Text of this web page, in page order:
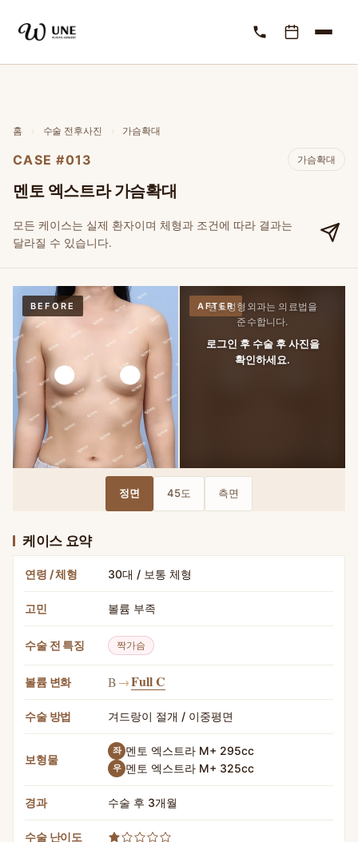
홈 › 수술 전후사진 › 가슴확대
CASE #013 가슴확대
멘토 엑스트라 가슴확대
모든 케이스는 실제 환자이며 체형과 조건에 따라 결과는
달라질 수 있습니다.
BEFORE
BEFORE — 멘토 엑스트라 가슴확대 · 정면 수술 전
AFTER
윈느성형외과는 의료법을
준수합니다.
로그인 후 수술 후 사진을
확인하세요.
AFTER — 멘토 엑스트라 가슴확
정면 45도 측면
케이스 요약
연령 / 체형 30대 / 보통 체형
고민 볼륨 부족
수술 전 특징 짝가슴
볼륨 변화 B →Full C
수술 방법 겨드랑이 절개 / 이중평면
보형물
좌 멘토 엑스트라 M+ 295cc
우 멘토 엑스트라 M+ 325cc
경과 수술 후 3개월
수술 난이도